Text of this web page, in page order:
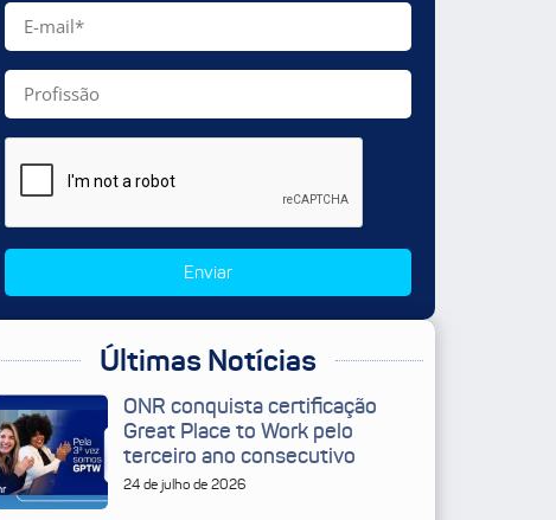
Enviar
Últimas Notícias
ONR conquista certificação
Great Place to Work pelo
terceiro ano consecutivo
24 de julho de 2026